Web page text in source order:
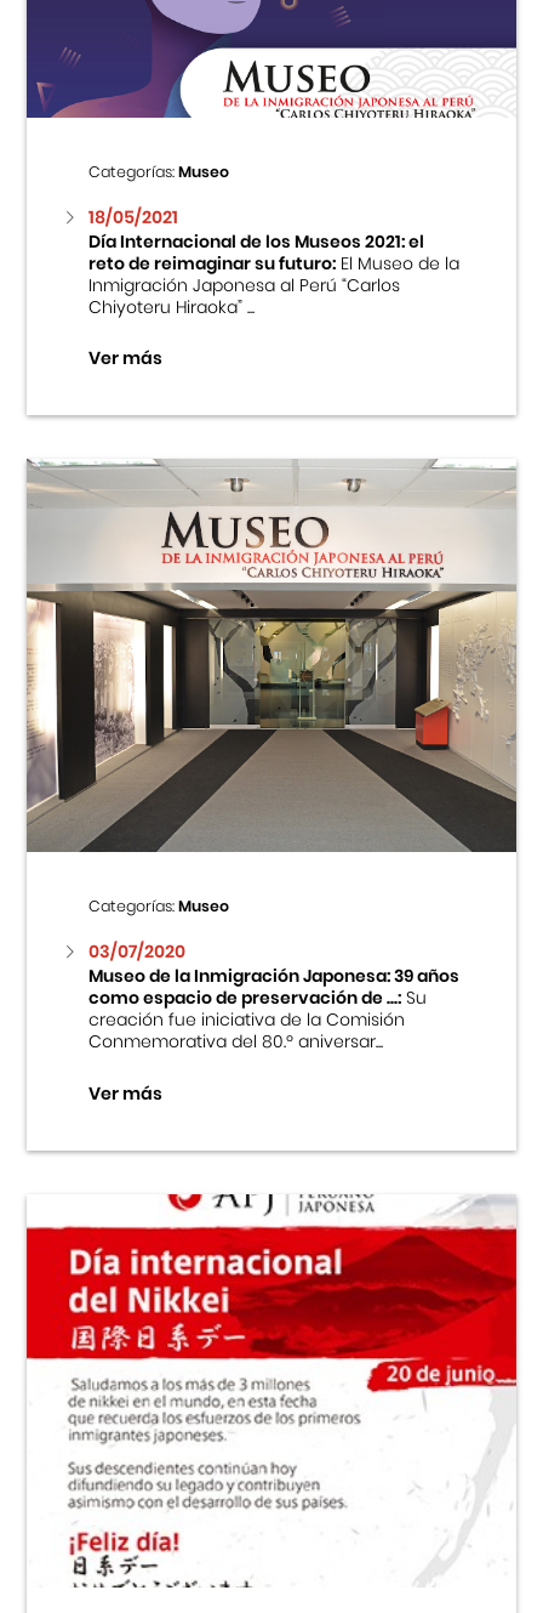
Centro Cultural Peruano Japonés
Cursos
Museo de la Inmigración Japonesa
Fondo Editorial
Teatro Peruano Japonés
Categorías:Museo
18/05/2021
Día Internacional de los Museos 2021: el
reto de reimaginar su futuro:El Museo de la
Inmigración Japonesa al Perú “Carlos
Chiyoteru Hiraoka” ...
Ver más
Categorías:Museo
03/07/2020
Museo de la Inmigración Japonesa: 39 años
como espacio de preservación de ...:Su
creación fue iniciativa de la Comisión
Conmemorativa del 80.º aniversar...
Ver más